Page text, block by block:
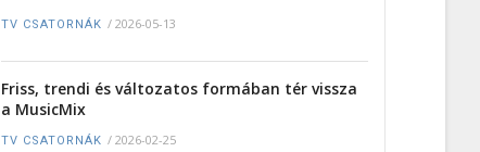
TV CSATORNÁK / 2026-05-13
Friss, trendi és változatos formában tér vissza
a MusicMix
TV CSATORNÁK / 2026-02-25